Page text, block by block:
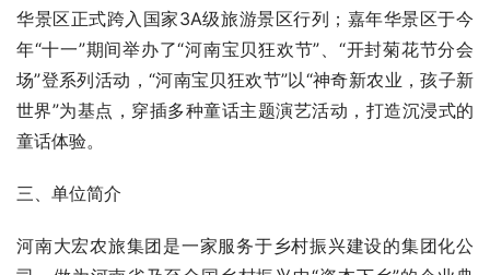
华景区正式跨入国家3A级旅游景区行列；嘉年华景区于今
年“十一”期间举办了“河南宝贝狂欢节”、“开封菊花节分会
场”登系列活动，“河南宝贝狂欢节”以“神奇新农业，孩子新
世界”为基点，穿插多种童话主题演艺活动，打造沉浸式的
童话体验。
三、单位简介
河南大宏农旅集团是一家服务于乡村振兴建设的集团化公